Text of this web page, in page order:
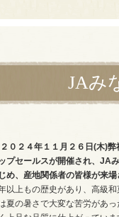
JAみ
２０２４年１１月２６日(木)
ップセールスが開催され、JA
め、産地関係者の皆様が来場
以上もの歴史があり、高級
夏の暑さで大変な苦労があ